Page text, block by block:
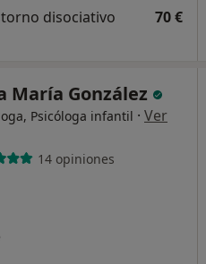
disociativo 70 €
María González
Psicóloga infantil · Ver
14 opiniones